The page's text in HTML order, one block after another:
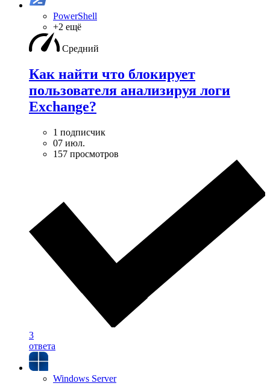
PowerShell
+2 ещё
Средний
Как найти что блокирует
пользователя анализируя логи
Exchange?
1 подписчик
07 июл.
157 просмотров
3
ответа
Windows Server